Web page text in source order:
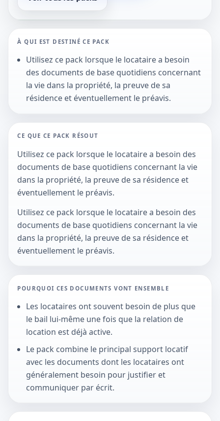
À QUI EST DESTINÉ CE PACK
Utilisez ce pack lorsque le locataire a besoin
des documents de base quotidiens concernant
la vie dans la propriété, la preuve de sa
résidence et éventuellement le préavis.
CE QUE CE PACK RÉSOUT
Utilisez ce pack lorsque le locataire a besoin des
documents de base quotidiens concernant la vie
dans la propriété, la preuve de sa résidence et
éventuellement le préavis.
Utilisez ce pack lorsque le locataire a besoin des
documents de base quotidiens concernant la vie
dans la propriété, la preuve de sa résidence et
éventuellement le préavis.
POURQUOI CES DOCUMENTS VONT ENSEMBLE
Les locataires ont souvent besoin de plus que
le bail lui-même une fois que la relation de
location est déjà active.
Le pack combine le principal support locatif
avec les documents dont les locataires ont
généralement besoin pour justifier et
communiquer par écrit.